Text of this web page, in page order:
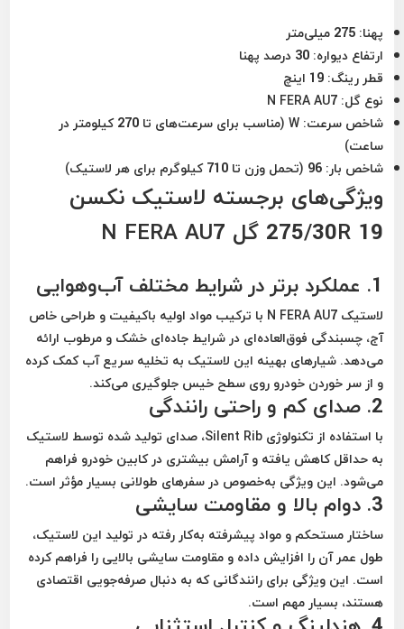
پهنا: 275 میلی‌متر
ارتفاع دیواره: 30 درصد پهنا
قطر رینگ: 19 اینچ
نوع گل: N FERA AU7
شاخص سرعت:
W (مناسب برای سرعت‌های تا 270 کیلومتر در
ساعت)
شاخص بار: 96 (تحمل وزن تا 710 کیلوگرم برای هر لاستیک)
ویژگی‌های برجسته لاستیک نکسن
275/30R 19 گل N FERA AU7
1. عملکرد برتر در شرایط مختلف آب‌وهوایی
لاستیک N FERA AU7 با ترکیب مواد اولیه باکیفیت و طراحی خاص
آج، چسبندگی فوق‌العاده‌ای در شرایط جاده‌ای خشک و مرطوب ارائه
می‌دهد. شیارهای بهینه این لاستیک به تخلیه سریع آب کمک کرده
و از سر خوردن خودرو روی سطح خیس جلوگیری می‌کند.
2. صدای کم و راحتی رانندگی
با استفاده از تکنولوژی Silent Rib، صدای تولید شده توسط لاستیک
به حداقل کاهش یافته و آرامش بیشتری در کابین خودرو فراهم
می‌شود. این ویژگی به‌خصوص در سفرهای طولانی بسیار مؤثر است.
3. دوام بالا و مقاومت سایشی
ساختار مستحکم و مواد پیشرفته به‌کار رفته در تولید این لاستیک،
طول عمر آن را افزایش داده و مقاومت سایشی بالایی را فراهم کرده
است. این ویژگی برای رانندگانی که به دنبال صرفه‌جویی اقتصادی
هستند، بسیار مهم است.